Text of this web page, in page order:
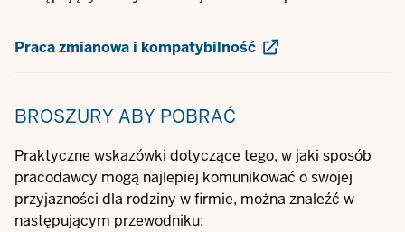
Praca zmianowa i kompatybilność
BROSZURY ABY POBRAĆ
Praktyczne wskazówki dotyczące tego, w jaki sposób
pracodawcy mogą najlepiej komunikować o swojej
przyjazności dla rodziny w firmie, można znaleźć w
następującym przewodniku: